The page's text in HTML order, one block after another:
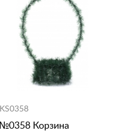
KS0358
№0358 Корзина